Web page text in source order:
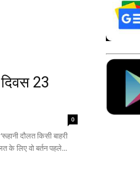
दिवस 23
0
दौलत किसी बाहरी
के लिए वो बर्तन पहले...